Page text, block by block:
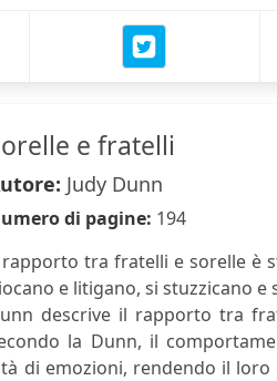
e fratelli
Judy Dunn
di pagine: 194
tra fratelli e sorelle è
e litigano, si stuzzicano
descrive il rapporto tra
la Dunn, il
di emozioni, rendendo il